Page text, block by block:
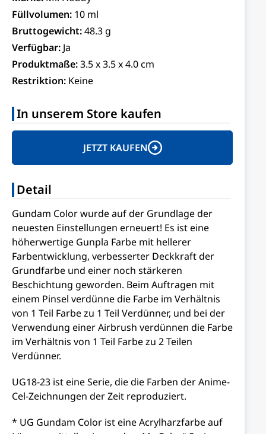
Füllvolumen: 10 ml
Bruttogewicht:48.3 g
Verfügbar: Ja
Produktmaße:3.5 x 3.5 x 4.0 cm
Restriktion: Keine
In unserem Store kaufen
JETZT KAUFEN
Detail
Gundam Color wurde auf der Grundlage der
neuesten Einstellungen erneuert! Es ist eine
höherwertige Gunpla Farbe mit hellerer
Farbentwicklung, verbesserter Deckkraft der
Grundfarbe und einer noch stärkeren
Beschichtung geworden. Beim Auftragen mit
einem Pinsel verdünne die Farbe im Verhältnis
von 1 Teil Farbe zu 1 Teil Verdünner, und bei der
Verwendung einer Airbrush verdünnen die Farbe
im Verhältnis von 1 Teil Farbe zu 2 Teilen
Verdünner.
UG18-23 ist eine Serie, die die Farben der Anime-
Cel-Zeichnungen der Zeit reproduziert.
* UG Gundam Color ist eine Acrylharzfarbe auf